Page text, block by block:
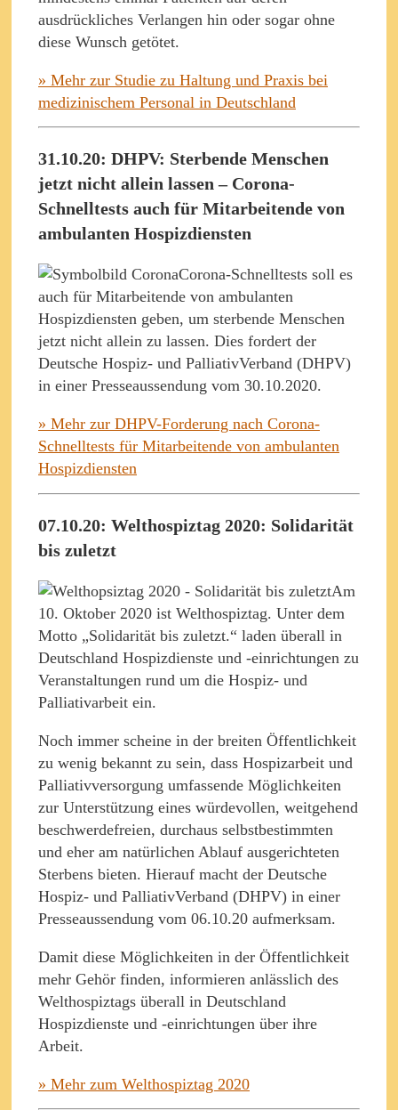
ausdrückliches Verlangen hin oder sogar ohne
diese Wunsch getötet.
» Mehr zur Studie zu Haltung und Praxis bei
medizinischem Personal in Deutschland
31.10.20: DHPV: Sterbende Menschen
jetzt nicht allein lassen – Corona-
Schnelltests auch für Mitarbeitende von
ambulanten Hospizdiensten
Corona-Schnelltests soll es
auch für Mitarbeitende von ambulanten
Hospizdiensten geben, um sterbende Menschen
jetzt nicht allein zu lassen. Dies fordert der
Deutsche Hospiz- und PalliativVerband (DHPV)
in einer Presseaussendung vom 30.10.2020.
» Mehr zur DHPV-Forderung nach Corona-
Schnelltests für Mitarbeitende von ambulanten
Hospizdiensten
07.10.20: Welthospiztag 2020: Solidarität
bis zuletzt
Am
10. Oktober 2020 ist Welthospiztag. Unter dem
Motto „Solidarität bis zuletzt.“ laden überall in
Deutschland Hospizdienste und -einrichtungen zu
Veranstaltungen rund um die Hospiz- und
Palliativarbeit ein.
Noch immer scheine in der breiten Öffentlichkeit
zu wenig bekannt zu sein, dass Hospizarbeit und
Palliativversorgung umfassende Möglichkeiten
zur Unterstützung eines würdevollen, weitgehend
beschwerdefreien, durchaus selbstbestimmten
und eher am natürlichen Ablauf ausgerichteten
Sterbens bieten. Hierauf macht der Deutsche
Hospiz- und PalliativVerband (DHPV) in einer
Presseaussendung vom 06.10.20 aufmerksam.
Damit diese Möglichkeiten in der Öffentlichkeit
mehr Gehör finden, informieren anlässlich des
Welthospiztags überall in Deutschland
Hospizdienste und -einrichtungen über ihre
Arbeit.
» Mehr zum Welthospiztag 2020